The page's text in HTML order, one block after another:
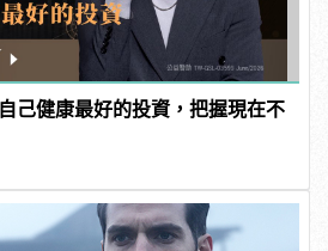
己健康最好的投資，把握現在不